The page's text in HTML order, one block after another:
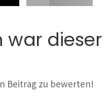
war dieser
Beitrag zu bewerten!